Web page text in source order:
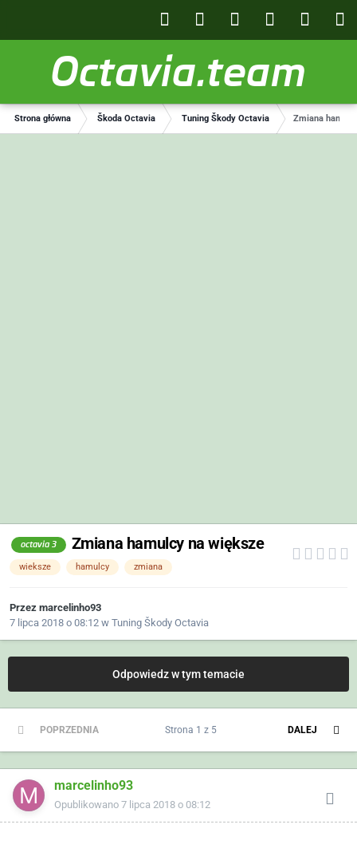
Octavia.team
Strona główna Škoda Octavia Tuning Škody Octavia Zmiana
octavia 3 Zmiana hamulcy na większe
wieksze hamulcy zmiana
Przez marcelinho93
7 lipca 2018 o 08:12 w Tuning Škody Octavia
Odpowiedz w tym temacie
POPRZEDNIA DALEJ
Strona 1 z 5
marcelinho93
Opublikowano 7 lipca 2018 o 08:12